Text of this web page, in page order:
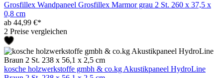
Grosfillex Wandpaneel Grosfillex Marmor grau 2 St. 260 x 37,5 x
0,8 cm
ab 44,99 €*
2 Preise vergleichen
kosche holzwerkstoffe gmbh & co.kg Akustikpaneel HydroLine